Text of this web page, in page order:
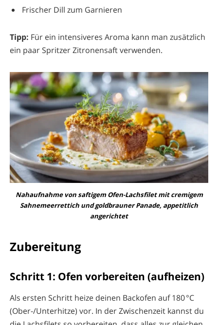
Frischer Dill zum Garnieren
Tipp: Für ein intensiveres Aroma kann man zusätzlich
ein paar Spritzer Zitronensaft verwenden.
Nahaufnahme von saftigem Ofen-Lachsfilet mit cremigem
Sahnemeerrettich und goldbrauner Panade, appetitlich
angerichtet
Zubereitung
Schritt 1: Ofen vorbereiten (aufheizen)
Als ersten Schritt heize deinen Backofen auf 180 °C
(Ober-/Unterhitze) vor. In der Zwischenzeit kannst du